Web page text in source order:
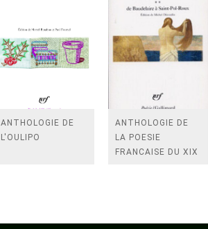
ANTHOLOGIE DE
L'OULIPO
ANTHOLOGIE DE
LA POESIE
FRANCAISE DU XIX